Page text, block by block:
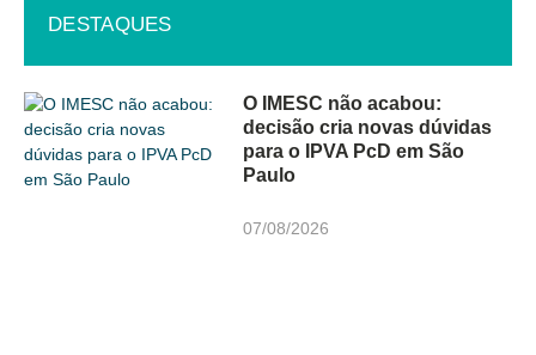
DESTAQUES
O IMESC não acabou:
decisão cria novas dúvidas
para o IPVA PcD em São
Paulo
07/08/2026